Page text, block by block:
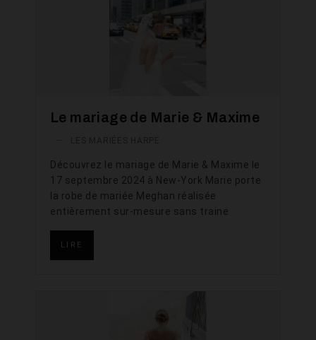
Le mariage de Marie & Maxime
Découvrez le mariage de Marie & Maxime le
17 septembre 2024 à New-York Marie porte
la robe de mariée Meghan réalisée
entièrement sur-mesure sans traine
LIRE